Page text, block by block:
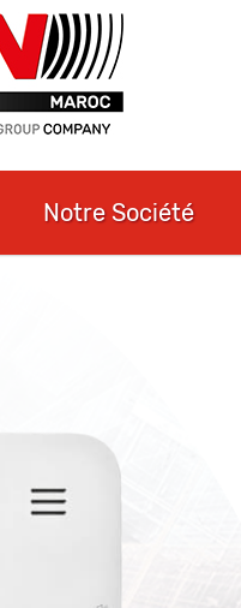
Notre Société